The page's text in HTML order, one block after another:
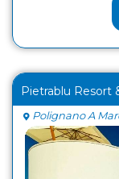
Pietrablu Resort
Polignano A